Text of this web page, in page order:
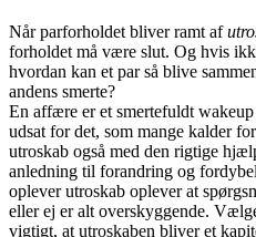
Når parforholdet bliver ramt af
forholdet må være slut. Og hvis
hvordan kan et par så blive
andens smerte?
En affære er et smertefuldt
udsat for det, som mange kalder
utroskab også med den rigtige
anledning til forandring og
oplever utroskab oplever at
eller ej er alt overskyggende.
vigtigt, at utroskaben bliver et